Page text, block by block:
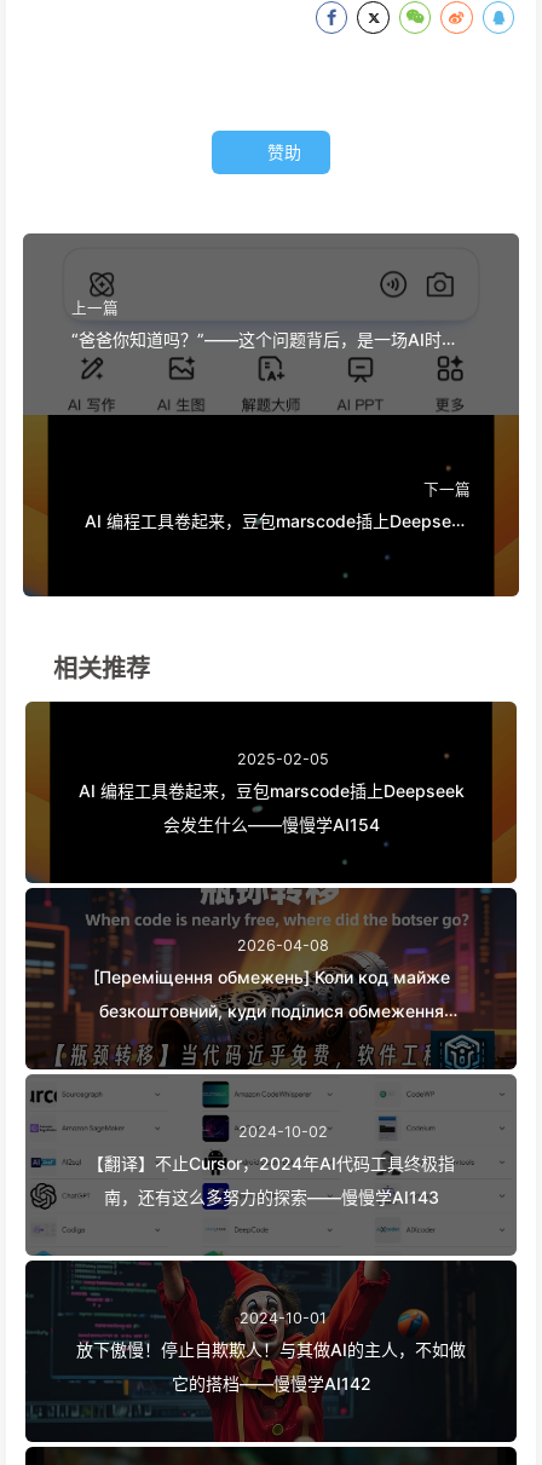
赞助
上一篇
“爸爸你知道吗？”——这个问题背后，是一场AI时代
的亲子关系重构——慢慢学AI159
下一篇
AI 编程工具卷起来，豆包marscode插上Deepseek
会发生什么——慢慢学AI154
相关推荐
2025-02-05
AI 编程工具卷起来，豆包marscode插上Deepseek
会发生什么——慢慢学AI154
2026-04-08
[Переміщення обмежень] Коли код майже
безкоштовний, куди поділися обмеження
програмної інженерії? Зміни в програмній
інженерії в епоху ШІ — Повільне вивчення ШІ
2024-10-02
【翻译】不止Cursor，2024年AI代码工具终极指
南，还有这么多努力的探索——慢慢学AI143
2024-10-01
放下傲慢！停止自欺欺人！与其做AI的主人，不如做
它的搭档——慢慢学AI142